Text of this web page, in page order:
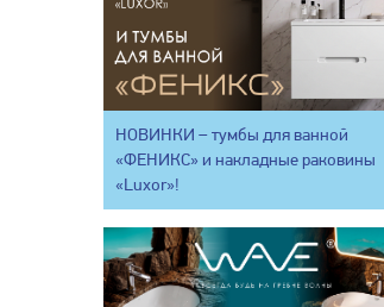
НОВИНКИ – тумбы для ванной
«ФЕНИКС» и накладные раковины
«Luxor»!